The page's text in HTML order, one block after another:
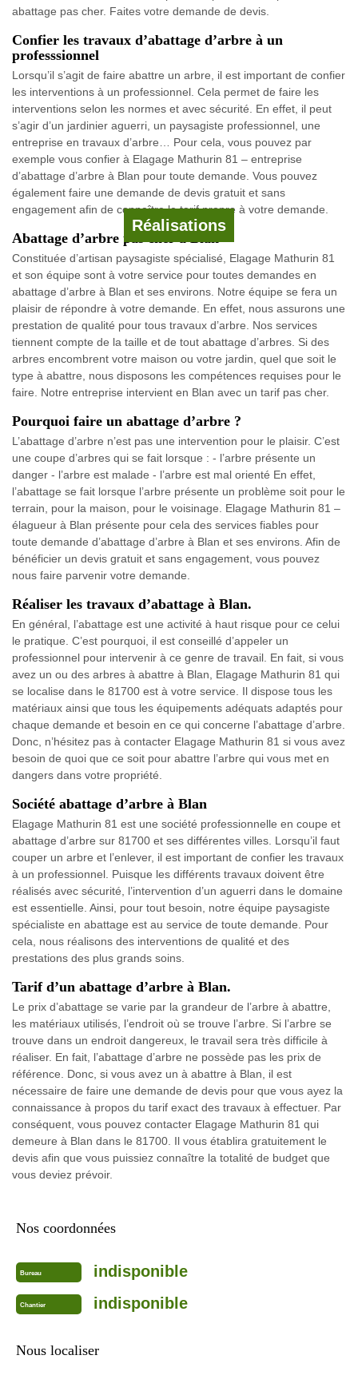
Réalisations
abattage pas cher. Faites votre demande de devis.
Confier les travaux d’abattage d’arbre à un
professsionnel
Lorsqu’il s’agit de faire abattre un arbre, il est important de confier
les interventions à un professionnel. Cela permet de faire les
interventions selon les normes et avec sécurité. En effet, il peut
s’agir d’un jardinier aguerri, un paysagiste professionnel, une
entreprise en travaux d’arbre… Pour cela, vous pouvez par
exemple vous confier à Elagage Mathurin 81 – entreprise
d’abattage d’arbre à Blan pour toute demande. Vous pouvez
également faire une demande de devis gratuit et sans
engagement afin de connaître le tarif propre à votre demande.
Abattage d’arbre pas cher à Blan
Constituée d’artisan paysagiste spécialisé, Elagage Mathurin 81
et son équipe sont à votre service pour toutes demandes en
abattage d’arbre à Blan et ses environs. Notre équipe se fera un
plaisir de répondre à votre demande. En effet, nous assurons une
prestation de qualité pour tous travaux d’arbre. Nos services
tiennent compte de la taille et de tout abattage d’arbres. Si des
arbres encombrent votre maison ou votre jardin, quel que soit le
type à abattre, nous disposons les compétences requises pour le
faire. Notre entreprise intervient en Blan avec un tarif pas cher.
Pourquoi faire un abattage d’arbre ?
L’abattage d’arbre n’est pas une intervention pour le plaisir. C’est
une coupe d’arbres qui se fait lorsque : - l’arbre présente un
danger - l’arbre est malade - l’arbre est mal orienté En effet,
l’abattage se fait lorsque l’arbre présente un problème soit pour le
terrain, pour la maison, pour le voisinage. Elagage Mathurin 81 –
élagueur à Blan présente pour cela des services fiables pour
toute demande d’abattage d’arbre à Blan et ses environs. Afin de
bénéficier un devis gratuit et sans engagement, vous pouvez
nous faire parvenir votre demande.
Réaliser les travaux d’abattage à Blan.
En général, l’abattage est une activité à haut risque pour ce celui
le pratique. C’est pourquoi, il est conseillé d’appeler un
professionnel pour intervenir à ce genre de travail. En fait, si vous
avez un ou des arbres à abattre à Blan, Elagage Mathurin 81 qui
se localise dans le 81700 est à votre service. Il dispose tous les
matériaux ainsi que tous les équipements adéquats adaptés pour
chaque demande et besoin en ce qui concerne l’abattage d’arbre.
Donc, n’hésitez pas à contacter Elagage Mathurin 81 si vous avez
besoin de quoi que ce soit pour abattre l’arbre qui vous met en
dangers dans votre propriété.
Société abattage d’arbre à Blan
Elagage Mathurin 81 est une société professionnelle en coupe et
abattage d’arbre sur 81700 et ses différentes villes. Lorsqu’il faut
couper un arbre et l’enlever, il est important de confier les travaux
à un professionnel. Puisque les différents travaux doivent être
réalisés avec sécurité, l’intervention d’un aguerri dans le domaine
est essentielle. Ainsi, pour tout besoin, notre équipe paysagiste
spécialiste en abattage est au service de toute demande. Pour
cela, nous réalisons des interventions de qualité et des
prestations des plus grands soins.
Tarif d’un abattage d’arbre à Blan.
Le prix d’abattage se varie par la grandeur de l’arbre à abattre,
les matériaux utilisés, l’endroit où se trouve l’arbre. Si l’arbre se
trouve dans un endroit dangereux, le travail sera très difficile à
réaliser. En fait, l’abattage d’arbre ne possède pas les prix de
référence. Donc, si vous avez un à abattre à Blan, il est
nécessaire de faire une demande de devis pour que vous ayez la
connaissance à propos du tarif exact des travaux à effectuer. Par
conséquent, vous pouvez contacter Elagage Mathurin 81 qui
demeure à Blan dans le 81700. Il vous établira gratuitement le
devis afin que vous puissiez connaître la totalité de budget que
vous deviez prévoir.
Nos coordonnées
Bureau indisponible
Chantier indisponible
Nous localiser